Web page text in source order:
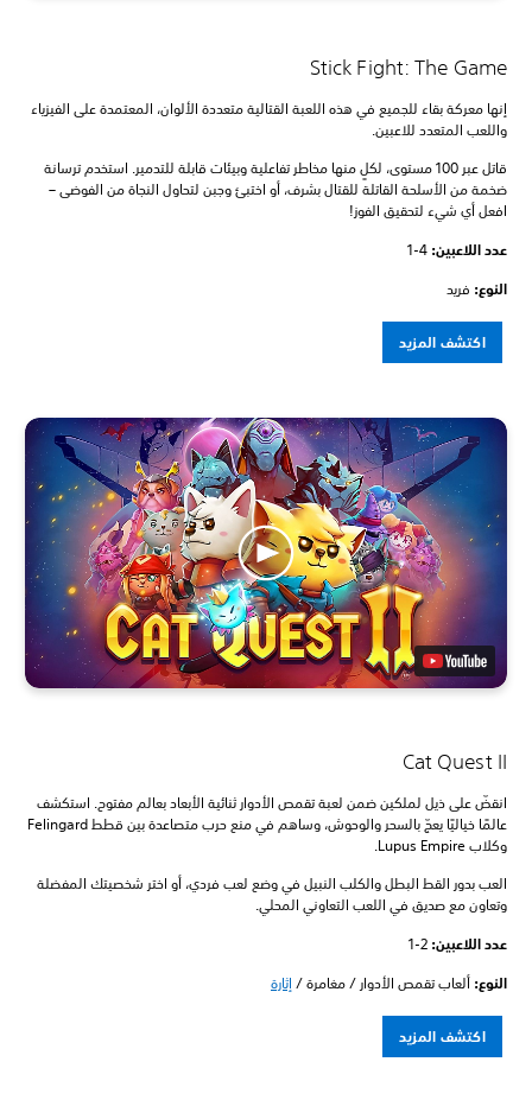
Stick Fight: The Game
إنها معركة بقاء للجميع في هذه اللعبة القتالية متعددة الألوان، المعتمدة على الفيزياء
واللعب المتعدد للاعبين.
قاتل عبر 100 مستوى، لكلٍ منها مخاطر تفاعلية وبيئات قابلة للتدمير. استخدم ترسانة
ضخمة من الأسلحة القاتلة للقتال بشرف، أو اختبئ وجبن لتحاول النجاة من الفوضى –
افعل أي شيء لتحقيق الفوز!
عدد اللاعبين: ‏ 1-4
النوع: فريد
اكتشف المزيد
Cat Quest II
انقضّ على ذيل لملكين ضمن لعبة تقمص الأدوار ثنائية الأبعاد بعالم مفتوح. استكشف
عالمًا خياليًا يعجّ بالسحر والوحوش، وساهم في منع حرب متصاعدة بين قطط Felingard
وكلاب Lupus Empire.
العب بدور القط البطل والكلب النبيل في وضع لعب فردي، أو اختر شخصيتك المفضلة
وتعاون مع صديق في اللعب التعاوني المحلي.
عدد اللاعبين: ‏ 1-2
النوع: ألعاب تقمص الأدوار / مغامرة / إثارة
اكتشف المزيد